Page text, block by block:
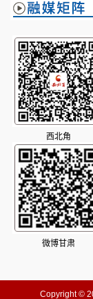
西北角
微博甘肃
Copyright ©